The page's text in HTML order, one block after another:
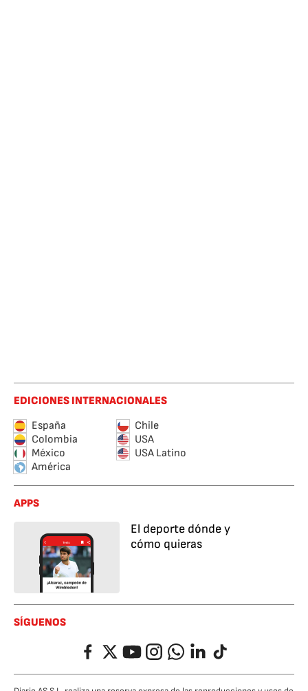
EDICIONES INTERNACIONALES
España
Chile
Colombia
USA
México
USA Latino
América
APPS
El deporte dónde y
cómo quieras
SÍGUENOS
FacebookTwitterYouTubeInstagramWhatsappLinkedIn
TikTok